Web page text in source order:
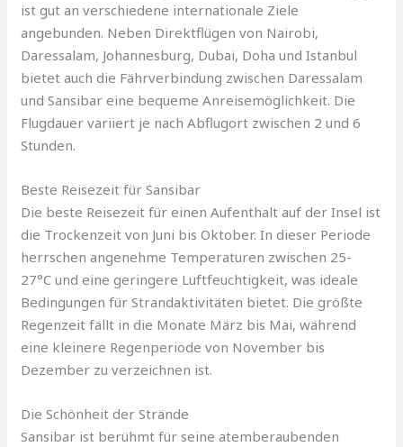
ist gut an verschiedene internationale Ziele
angebunden. Neben Direktflügen von Nairobi,
Daressalam, Johannesburg, Dubai, Doha und Istanbul
bietet auch die Fährverbindung zwischen Daressalam
und Sansibar eine bequeme Anreisemöglichkeit. Die
Flugdauer variiert je nach Abflugort zwischen 2 und 6
Stunden.
Beste Reisezeit für Sansibar
Die beste Reisezeit für einen Aufenthalt auf der Insel ist
die Trockenzeit von Juni bis Oktober. In dieser Periode
herrschen angenehme Temperaturen zwischen 25-
27°C und eine geringere Luftfeuchtigkeit, was ideale
Bedingungen für Strandaktivitäten bietet. Die größte
Regenzeit fällt in die Monate März bis Mai, während
eine kleinere Regenperiode von November bis
Dezember zu verzeichnen ist.
Die Schönheit der Strände
Sansibar ist berühmt für seine atemberaubenden